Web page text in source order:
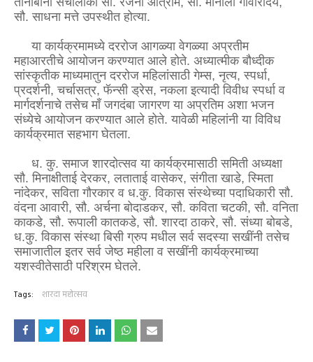
सौ. साधना मत्ते उपस्थीत होत्या.
या कार्यक्रमामध्ये दररोज आगळ्या वेगळ्या अप्रतीम
महाआरतीचे आयोजन करण्यात आले होते. अध्यात्मीक बौध्दीक
सांस्कृतीक माध्यमातुन दररोज महिलांसाठी गेम्स, नृत्य, स्पर्धा,
प्रदर्शनी, चर्चासत्र, फॅन्सी ड्रेस, नकला इत्यादी विवीध स्पर्धा व
मार्गदर्शनाचे तसेच माँ जगदंबा जागरण या अप्रतिम अशा भजन
संध्येचे आयोजन करण्यात आले होते. यावेळी महिलांनी या विविध
कार्यक्रमात सहभाग घेतला.
ध. कु. समाज शारदोत्सव या कार्यक्रमासाठी समिती अध्यक्षा
सौ. मिनाक्षीताई देरकर, लताताई वासेकर, संगीता खाडे, स्मिता
नांदेकर, सविता गौरकार व ध.कु. विकास संस्थेच्या पदाधिकारी सौ.
वंदना आवारी, सौ. अर्चना बोदाडकर, सौ. कविता चटकी, सौ. वनिता
काकडे, सौ. रूपाली कातकडे, सौ. शारदा ठाकरे, सौ. संध्या बोबडे,
ध.कु. विकास संस्था बिसी ग्रुप मधील सर्व सदस्या सखींनी तसेच
समाजातील इतर सर्व जेष्ठ महीला व सखींनी कार्यक्रमाच्या
यशस्वीतेसाठी परिश्रम घेतले.
Tags: शारदा महोत्सव